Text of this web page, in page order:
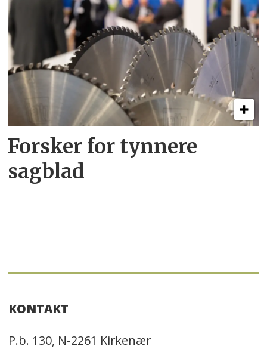
Forsker for tynnere
sagblad
KONTAKT
P.b. 130, N-2261 Kirkenær